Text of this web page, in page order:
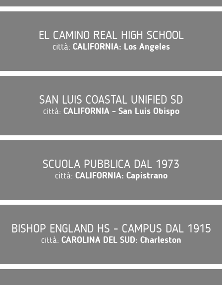
EL CAMINO REAL HIGH SCHOOL
città: CALIFORNIA: Los Angeles
SAN LUIS COASTAL UNIFIED SD
città: CALIFORNIA - San Luis Obispo
SCUOLA PUBBLICA DAL 1973
città: CALIFORNIA: Capistrano
BISHOP ENGLAND HS - CAMPUS DAL 1915
città: CAROLINA DEL SUD: Charleston